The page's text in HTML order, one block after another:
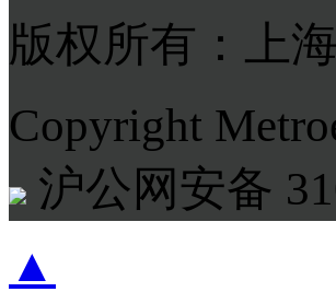
版权所有：上
Copyright
沪公网安备
▲